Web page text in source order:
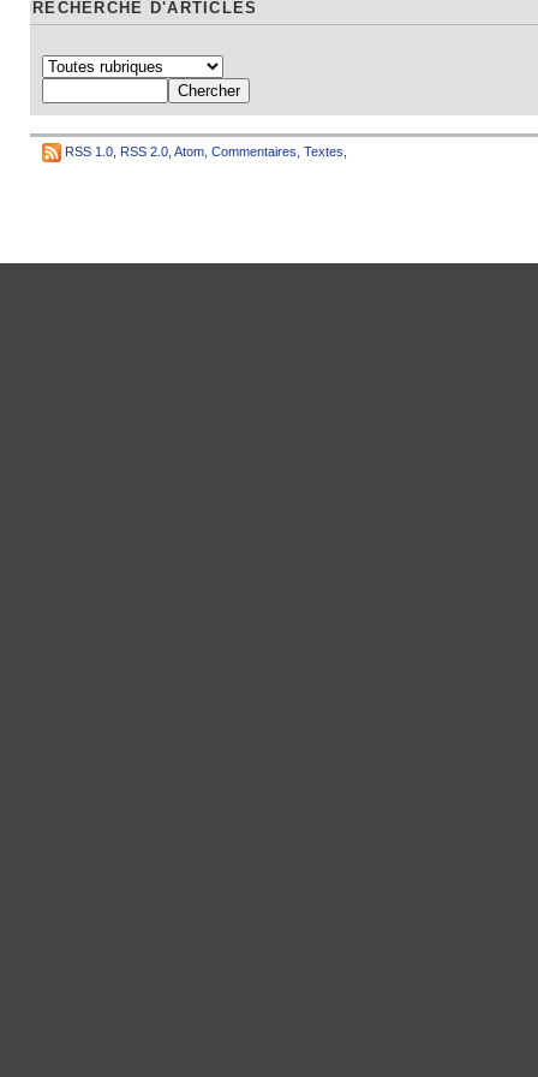
RECHERCHE D'ARTICLES
RSS 1.0 RSS 2.0 Atom Commentaires Textes